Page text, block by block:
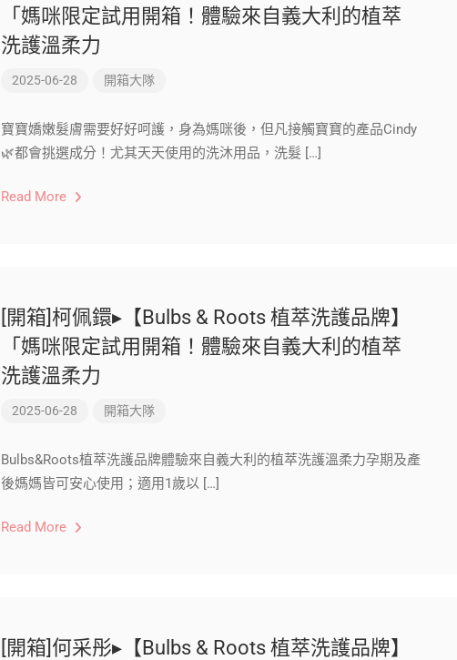
「媽咪限定試用開箱！體驗來自義大利的植萃
洗護溫柔力
2025-06-28 開箱大隊
寶寶嬌嫩髮膚需要好好呵護，身為媽咪後，但凡接觸寶寶的產品Cindy
🌿都會挑選成分！尤其天天使用的洗沐用品，洗髮 […]
Read More
[開箱]柯佩鐶▸【Bulbs & Roots 植萃洗護品牌】
「媽咪限定試用開箱！體驗來自義大利的植萃
洗護溫柔力
2025-06-28 開箱大隊
Bulbs&Roots植萃洗護品牌體驗來自義大利的植萃洗護溫柔力孕期及產
後媽媽皆可安心使用；適用1歲以 […]
Read More
[開箱]何采彤▸【Bulbs & Roots 植萃洗護品牌】